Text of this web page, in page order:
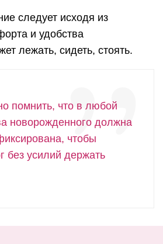
следует исходя из
и удобства
лежать, сидеть, стоять.
помнить, что в любой
новорожденного должна
чтобы
без усилий держать